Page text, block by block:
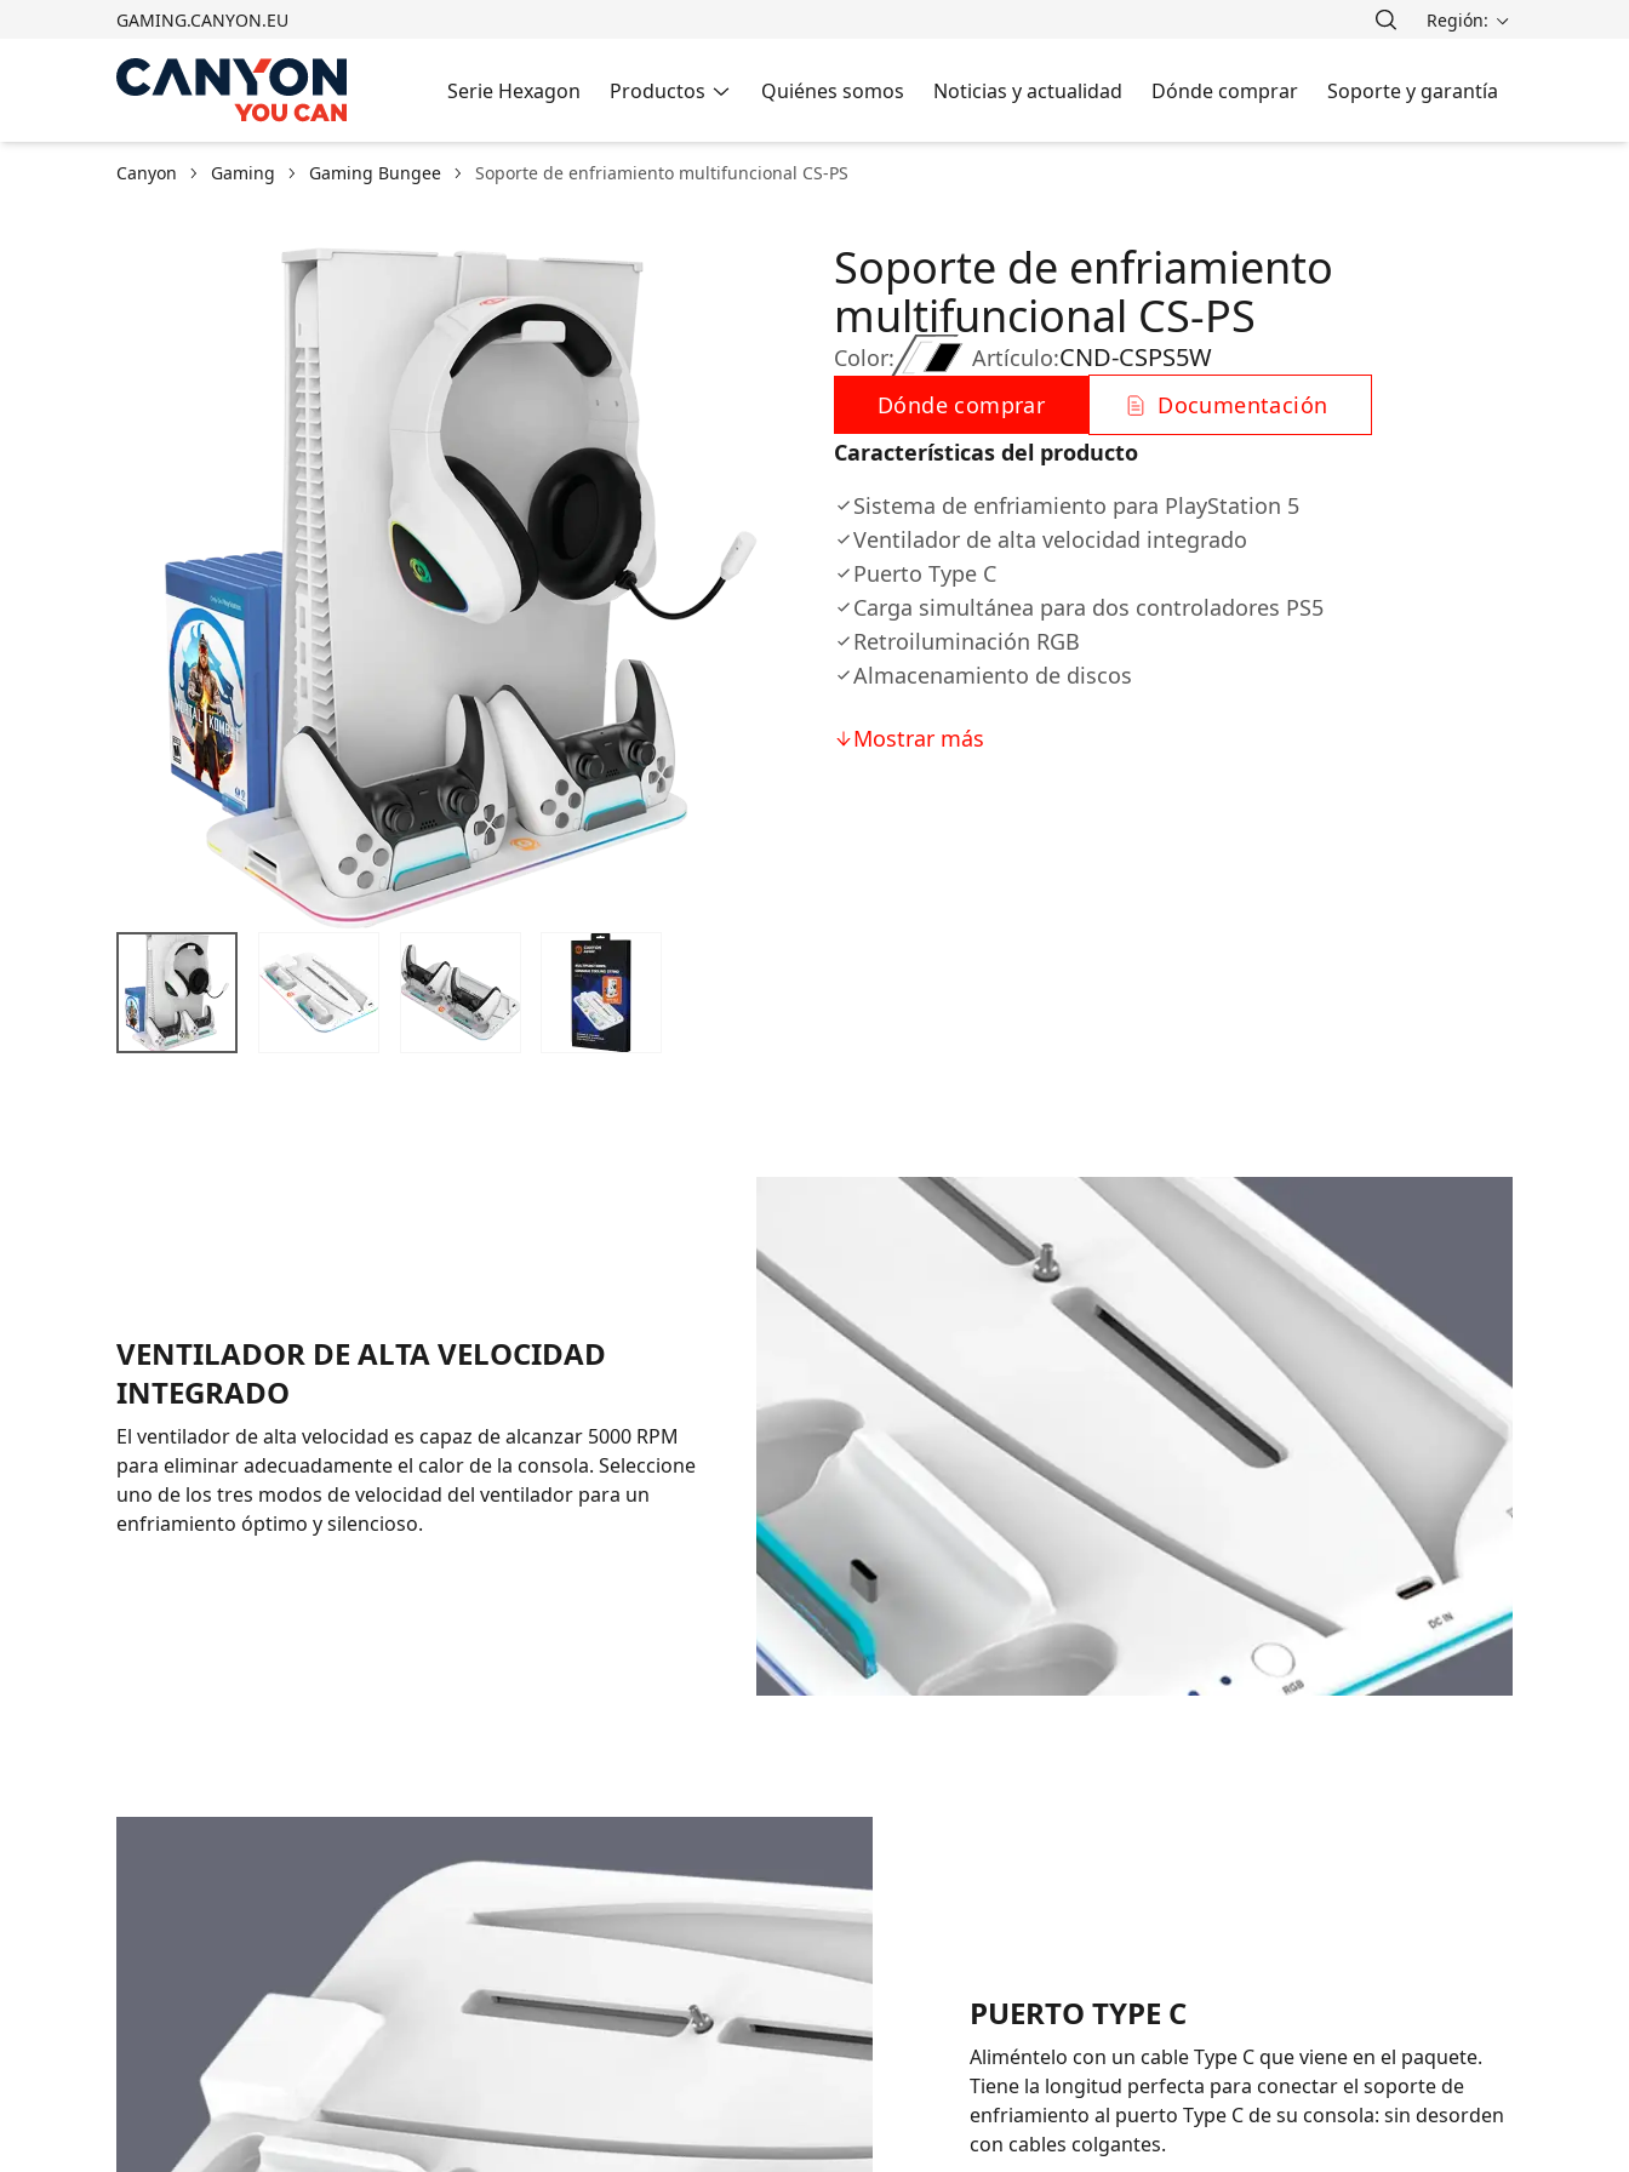
GAMING.CANYON.EU Región:
Serie Hexagon Productos Quiénes somos Noticias y actualidad Dónde comprar Soporte y garantía
Canyon Gaming Gaming Bungee Soporte de enfriamiento multifuncional CS-PS
Color:
Soporte de enfriamiento
multifuncional CS-PS
Artículo:CND-CSPS5W
Dónde comprar
Documentación
Características del producto
Sistema de enfriamiento para PlayStation 5
Ventilador de alta velocidad integrado
Puerto Type C
Carga simultánea para dos controladores PS5
Retroiluminación RGB
Almacenamiento de discos
Mostrar más
VENTILADOR DE ALTA VELOCIDAD
INTEGRADO
El ventilador de alta velocidad es capaz de alcanzar 5000 RPM
para eliminar adecuadamente el calor de la consola. Seleccione
uno de los tres modos de velocidad del ventilador para un
enfriamiento óptimo y silencioso.
PUERTO TYPE C
Aliméntelo con un cable Type C que viene en el paquete.
Tiene la longitud perfecta para conectar el soporte de
enfriamiento al puerto Type C de su consola: sin desorden
con cables colgantes.